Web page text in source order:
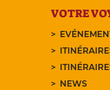
VOTRE
NEWS